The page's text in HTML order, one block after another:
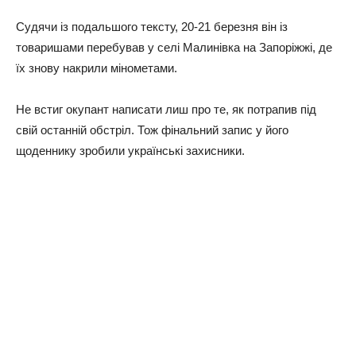
Судячи із подальшого тексту, 20-21 березня він із
товаришами перебував у селі Малинівка на Запоріжжі, де
їх знову накрили мінометами.
Не встиг окупант написати лиш про те, як потрапив під
свій останній обстріл. Тож фінальний запис у його
щоденнику зробили українські захисники.